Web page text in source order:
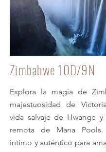
Zimbabwe 10D/9N
Explora la magia de
majestuosidad de
vida salvaje de Hwange y
remota de Mana
íntimo y auténtico para